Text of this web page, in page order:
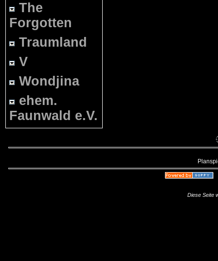
The
Forgotten
Traumland
V
Wondjina
ehem.
Faunwald e.V.
Diese Seite